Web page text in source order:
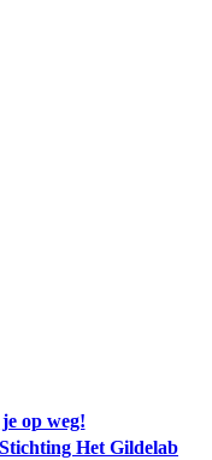
op weg!
Het Gildelab